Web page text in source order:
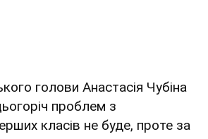
голови Анастасія Чубіна
проблем з
класів не буде, проте за